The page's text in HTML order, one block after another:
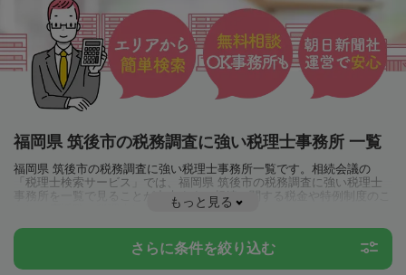
福岡県 筑後市の税務調査に強い税理士事務所 一覧
福岡県 筑後市の税務調査に強い税理士事務所一覧です。相続会議の
「税理士検索サービス」では、福岡県 筑後市の税務調査に強い税理士
事務所を一覧で見ることが出来ます。相続に関する税金や特例制度のこ
とは一度近隣の税理士に相談してみましょう。
もっと見る
さらに条件を絞り込む